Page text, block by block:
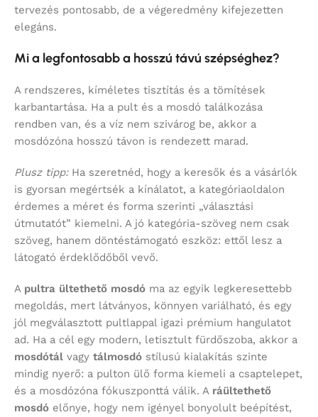
tervezés pontosabb, de a végeredmény kifejezetten
elegáns.
Mi a legfontosabb a hosszú távú szépséghez?
A rendszeres, kíméletes tisztítás és a tömítések
karbantartása. Ha a pult és a mosdó találkozása
rendben van, és a víz nem szivárog be, akkor a
mosdózóna hosszú távon is rendezett marad.
Plusz tipp:Ha szeretnéd, hogy a keresők és a vásárlók
is gyorsan megértsék a kínálatot, a kategóriaoldalon
érdemes a méret és forma szerinti „választási
útmutatót” kiemelni. A jó kategória-szöveg nem csak
szöveg, hanem döntéstámogató eszköz: ettől lesz a
látogató érdeklődőből vevő.
A pultra ültethető mosdó ma az egyik legkeresettebb
megoldás, mert látványos, könnyen variálható, és egy
jól megválasztott pultlappal igazi prémium hangulatot
ad. Ha a cél egy modern, letisztult fürdőszoba, akkor a
mosdótál vagy tálmosdó stílusú kialakítás szinte
mindig nyerő: a pulton ülő forma kiemeli a csaptelepet,
és a mosdózóna fókuszponttá válik. A ráültethető
mosdó előnye, hogy nem igényel bonyolult beépítést,